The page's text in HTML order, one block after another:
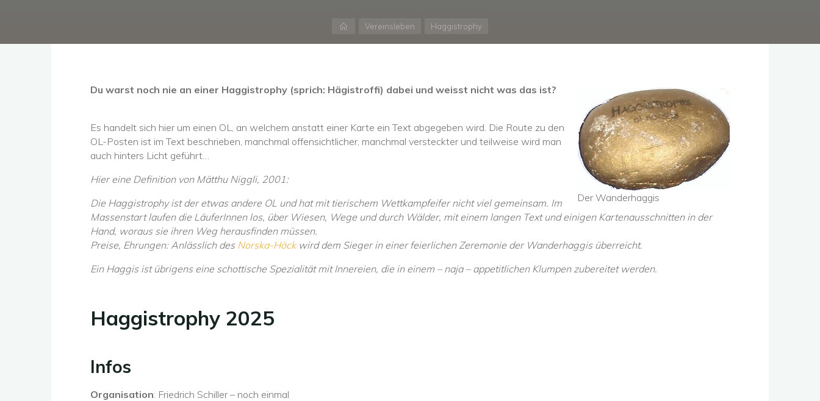
StartVereinsleben Haggistrophy
Der Wanderhaggis
Du warst noch nie an einer Haggistrophy (sprich: Hägistroffi) dabei und weisst nicht was das ist?
Es handelt sich hier um einen OL, an welchem anstatt einer Karte ein Text abgegeben wird. Die Route zu den
OL-Posten ist im Text beschrieben, manchmal offensichtlicher, manchmal versteckter und teilweise wird man
auch hinters Licht geführt…
Hier eine Definition von Mätthu Niggli, 2001:
Die Haggistrophy ist der etwas andere OL und hat mit tierischem Wettkampfeifer nicht viel gemeinsam. Im
Massenstart laufen die LäuferInnen los, über Wiesen, Wege und durch Wälder, mit einem langen Text und einigen Kartenausschnitten in der
Hand, woraus sie ihren Weg herausfinden müssen.
Preise, Ehrungen: Anlässlich des Norska-Höckwird dem Sieger in einer feierlichen Zeremonie der Wanderhaggis überreicht.
Ein Haggis ist übrigens eine schottische Spezialität mit Innereien, die in einem – naja – appetitlichen Klumpen zubereitet werden.
Haggistrophy 2025
Infos
Organisation: Friedrich Schiller – noch einmal